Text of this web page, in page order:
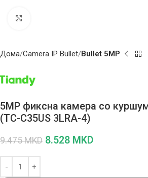
Дома Camera IP Bullet Bullet 5MP
5MP фиксна камера со
(TC-C35US 3LRA-4)
9.475MKD 8.528 MKD